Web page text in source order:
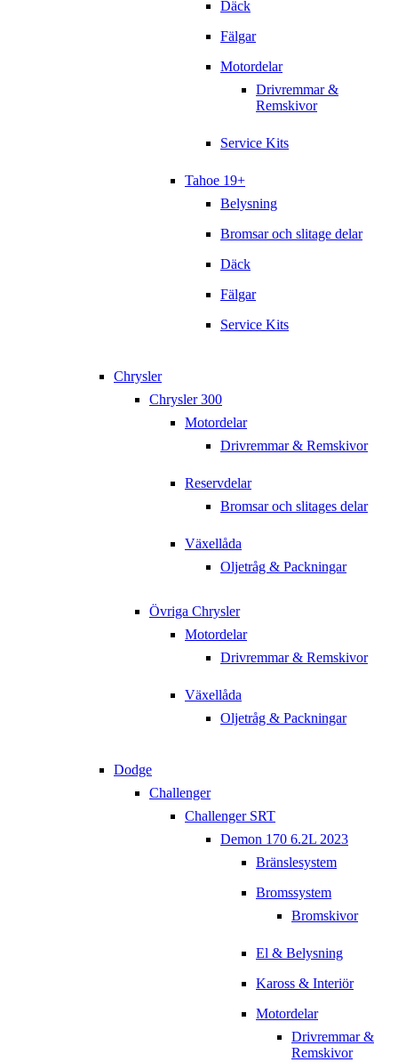
Däck
Fälgar
Motordelar
Drivremmar &
Remskivor
Service Kits
Tahoe 19+
Belysning
Bromsar och slitage delar
Däck
Fälgar
Service Kits
Chrysler
Chrysler 300
Motordelar
Drivremmar & Remskivor
Reservdelar
Bromsar och slitages delar
Växellåda
Oljetråg & Packningar
Övriga Chrysler
Motordelar
Drivremmar & Remskivor
Växellåda
Oljetråg & Packningar
Dodge
Challenger
Challenger SRT
Demon 170 6.2L 2023
Bränslesystem
Bromssystem
Bromskivor
El & Belysning
Kaross & Interiör
Motordelar
Drivremmar &
Remskivor